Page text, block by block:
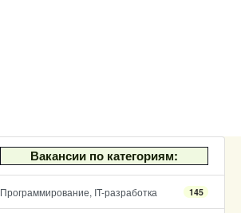
Вакансии по категориям:
Программирование, IT-разработка 145